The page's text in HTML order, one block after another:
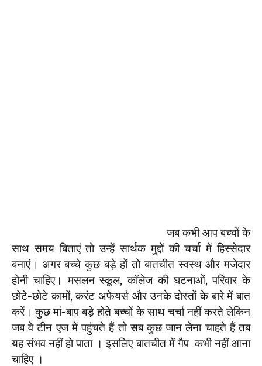
जब कभी आप बच्चों के
साथ समय बिताएं तो उन्हें सार्थक मुद्दों की चर्चा में हिस्सेदार
बनाएं। अगर बच्चे कुछ बड़े हों तो बातचीत स्वस्थ और मजेदार
होनी चाहिए। मसलन स्कूल, कॉलेज की घटनाओं, परिवार के
छोटे-छोटे कामों, करंट अफेयर्स और उनके दोस्तों के बारे में बात
करें। कुछ मां-बाप बड़े होते बच्चों के साथ चर्चा नहीं करते लेकिन
जब वे टीन एज में पहुंचते हैं तो सब कुछ जान लेना चाहते हैं तब
यह संभव नहीं हो पाता । इसलिए बातचीत में गैप कभी नहीं आना
चाहिए ।